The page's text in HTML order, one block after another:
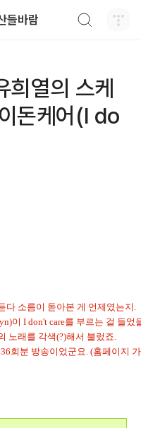
들바람
열의 스케
돈케어(I do
다 소름이 돋아본 게 언제였는지.
이 I don't care를 부르는 걸 들었
노래를 각색(?)해서 불렀죠.
회분 방송이었군요. (홈페이지